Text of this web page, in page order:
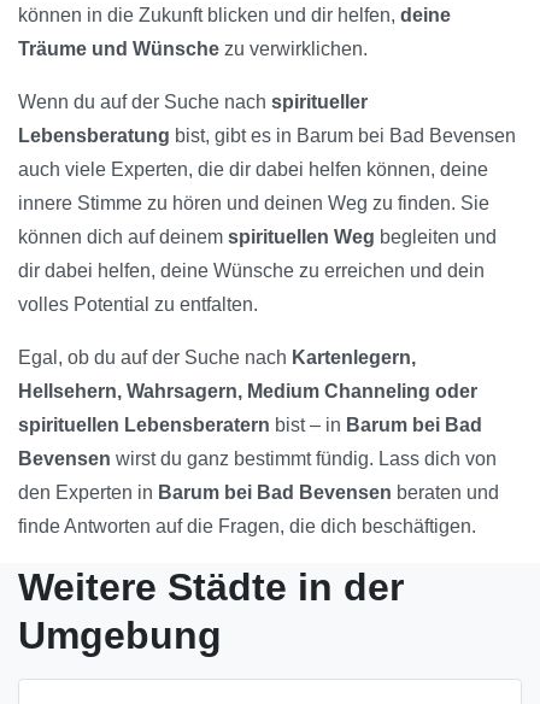
können in die Zukunft blicken und dir helfen, deine
Träume und Wünsche zu verwirklichen.
Wenn du auf der Suche nach spiritueller
Lebensberatung bist, gibt es in Barum bei Bad Bevensen
auch viele Experten, die dir dabei helfen können, deine
innere Stimme zu hören und deinen Weg zu finden. Sie
können dich auf deinem spirituellen Weg begleiten und
dir dabei helfen, deine Wünsche zu erreichen und dein
volles Potential zu entfalten.
Egal, ob du auf der Suche nach Kartenlegern,
Hellsehern, Wahrsagern, Medium Channeling oder
spirituellen Lebensberatern bist – in Barum bei Bad
Bevensen wirst du ganz bestimmt fündig. Lass dich von
den Experten in Barum bei Bad Bevensen beraten und
finde Antworten auf die Fragen, die dich beschäftigen.
Weitere Städte in der
Umgebung